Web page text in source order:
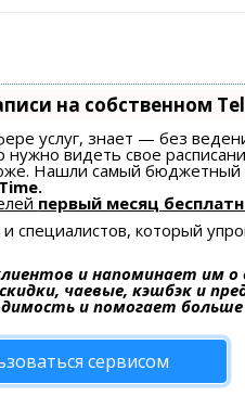
на собственном
услуг, знает — без
нужно видеть свое
Нашли самый
первый месяц
специалистов, который
и напоминает им о
чаевые, кэшбэк и
и помогает
сервисом